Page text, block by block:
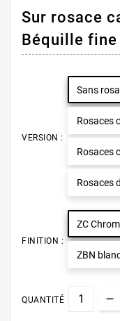
Sur rosace
Béquille
VERSION :
Sans
Rosaces
Rosaces
Rosaces
FINITION :
ZC
ZBN
QUANTITÉ